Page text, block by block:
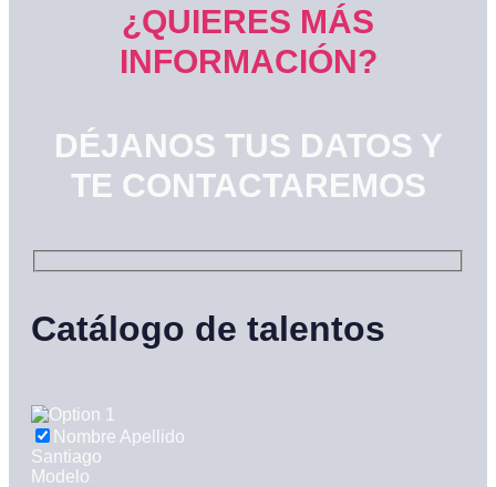
¿QUIERES MÁS
INFORMACIÓN?
DÉJANOS TUS DATOS Y
TE CONTACTAREMOS
Catálogo de talentos
Nombre Apellido
Santiago
Modelo